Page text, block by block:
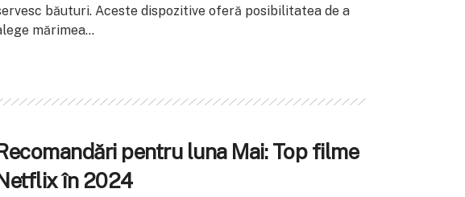
băuturi. Aceste dispozitive oferă posibilitatea de a
mărimea...
pentru luna Mai: Top filme
în 2024